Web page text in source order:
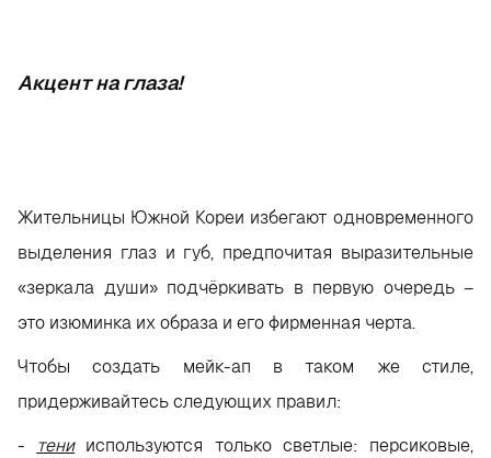
Акцент на глаза!
Жительницы Южной Кореи избегают одновременного
выделения глаз и губ, предпочитая выразительные
«зеркала души» подчёркивать в первую очередь –
это изюминка их образа и его фирменная черта.
Чтобы создать мейк-ап в таком же стиле,
придерживайтесь следующих правил:
- тенииспользуются только светлые: персиковые,